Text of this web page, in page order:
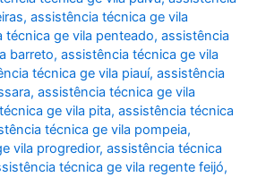
,assistência técnica ge vila
técnica ge vila penteado,assistência
barreto,assistência técnica ge vila
técnica ge vila piauí,assistência
,assistência técnica ge vila
ge vila pita,assistência técnica
técnica ge vila pompeia,
vila progredior,assistência técnica
técnica ge vila regente feijó,